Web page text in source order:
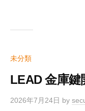
未分類
LEAD 金庫鍵
2026年7月24日 by